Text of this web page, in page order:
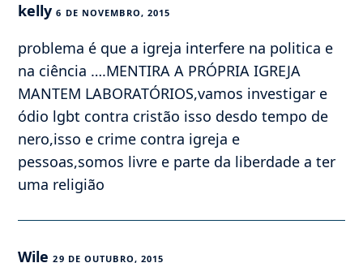
kelly6 DE NOVEMBRO, 2015
problema é que a igreja interfere na politica e
na ciência ….MENTIRA A PRÓPRIA IGREJA
MANTEM LABORATÓRIOS,vamos investigar e
ódio lgbt contra cristão isso desdo tempo de
nero,isso e crime contra igreja e
pessoas,somos livre e parte da liberdade a ter
uma religião
Wile29 DE OUTUBRO, 2015